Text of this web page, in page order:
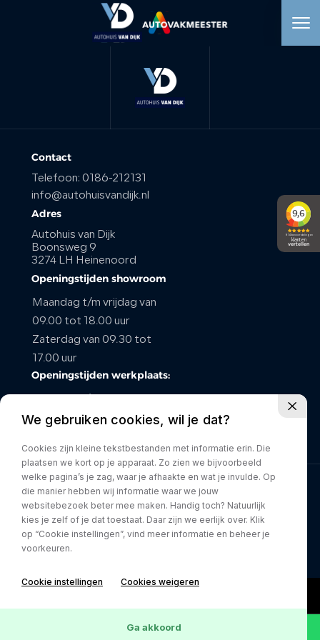
HOME
DIENSTEN
Contact
Telefoon: 0186-212131
info@autohuisvandijk.nl
Adres
Autohuis van Dijk
Boonsweg 9
3274 LH Heinenoord
Openingstijden showroom
Maandag t/m vrijdag van
09.00 tot 18.00 uur
Zaterdag van 09.30 tot
17.00 uur
Openingstijden werkplaats:
08.00 tot 17.00 uur
Privacy policy
We gebruiken cookies, wil je dat?
Cookies zijn kleine tekstbestanden met informatie erin. Die
plaatsen we kort op je apparaat. Zo zien we bijvoorbeeld
welke pagina’s je zag, waar je afhaakte en wat je invulde. Op
die manier hebben wij informatie waar we jouw
websitebezoek beter mee maken. Handig toch? Natuurlijk
kies je zelf of je dat toestaat. Daar zijn we eerlijk over. Klik
op “Cookie instellingen”, vind meer informatie en beheer je
voorkeuren.
Cookie instellingen Cookies weigeren
Ga akkoord